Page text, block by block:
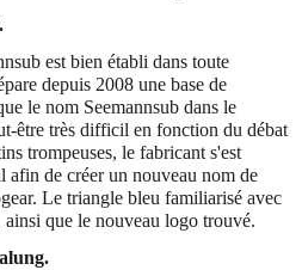
est bien établi dans toute
depuis 2008 une base de
le nom Seemannsub dans le
être très difficil en fonction du débat
trompeuses, le fabricant s'est
afin de créer un nouveau nom de
Le triangle bleu familiarisé avec
que le nouveau logo trouvé.